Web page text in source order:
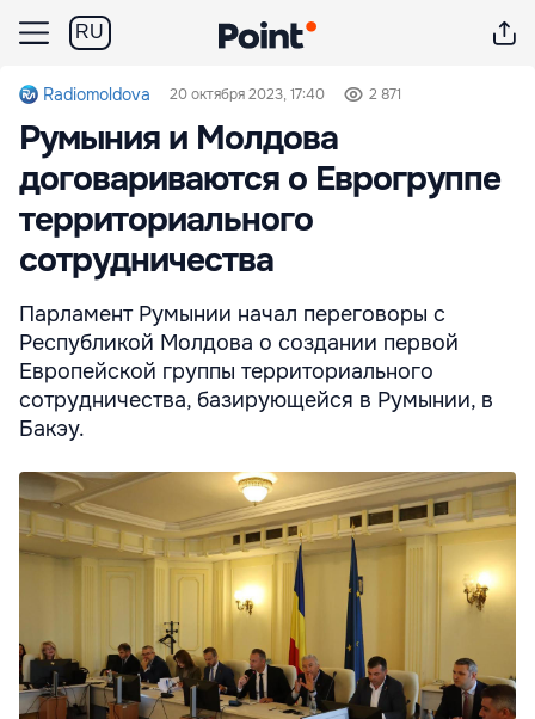
RU
Radiomoldova 20 октября 2023, 17:40 2 871
Румыния и Молдова
договариваются о Еврогруппе
территориального
сотрудничества
Парламент Румынии начал переговоры с
Республикой Молдова о создании первой
Европейской группы территориального
сотрудничества, базирующейся в Румынии, в
Бакэу.